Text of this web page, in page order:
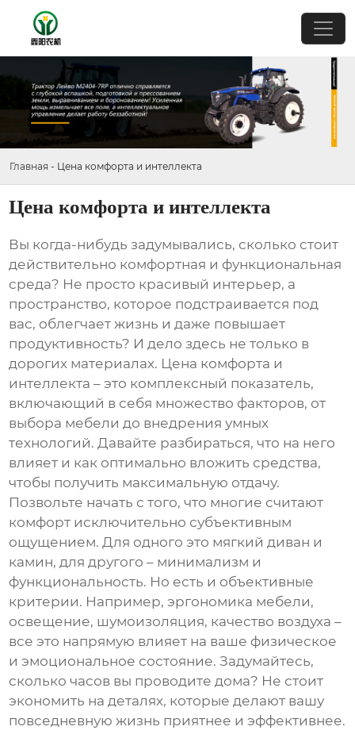
Главная - Цена комфорта и интеллекта
Цена комфорта и интеллекта
Вы когда-нибудь задумывались, сколько стоит
действительно комфортная и функциональная
среда? Не просто красивый интерьер, а
пространство, которое подстраивается под
вас, облегчает жизнь и даже повышает
продуктивность? И дело здесь не только в
дорогих материалах. Цена комфорта и
интеллекта – это комплексный показатель,
включающий в себя множество факторов, от
выбора мебели до внедрения умных
технологий. Давайте разбираться, что на него
влияет и как оптимально вложить средства,
чтобы получить максимальную отдачу.
Позвольте начать с того, что многие считают
комфорт исключительно субъективным
ощущением. Для одного это мягкий диван и
камин, для другого – минимализм и
функциональность. Но есть и объективные
критерии. Например, эргономика мебели,
освещение, шумоизоляция, качество воздуха –
все это напрямую влияет на ваше физическое
и эмоциональное состояние. Задумайтесь,
сколько часов вы проводите дома? Не стоит
экономить на деталях, которые делают вашу
повседневную жизнь приятнее и эффективнее.